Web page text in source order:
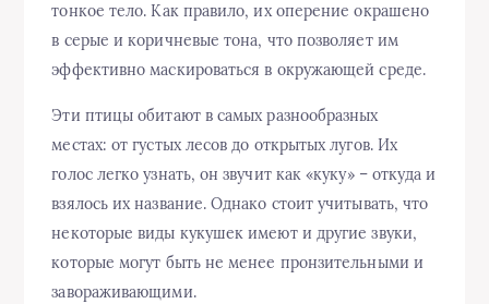
тонкое тело. Как правило, их оперение окрашено
в серые и коричневые тона, что позволяет им
эффективно маскироваться в окружающей среде.
Эти птицы обитают в самых разнообразных
местах: от густых лесов до открытых лугов. Их
голос легко узнать, он звучит как «куку» – откуда и
взялось их название. Однако стоит учитывать, что
некоторые виды кукушек имеют и другие звуки,
которые могут быть не менее пронзительными и
завораживающими.